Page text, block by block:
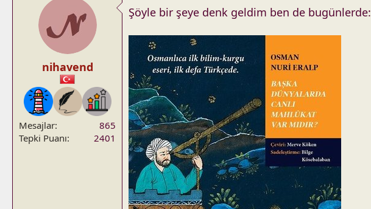
nihavend
Mesajlar
865
Tepki Puanı
2401
Şöyle bir şeye denk geldim ben de bugünlerde: